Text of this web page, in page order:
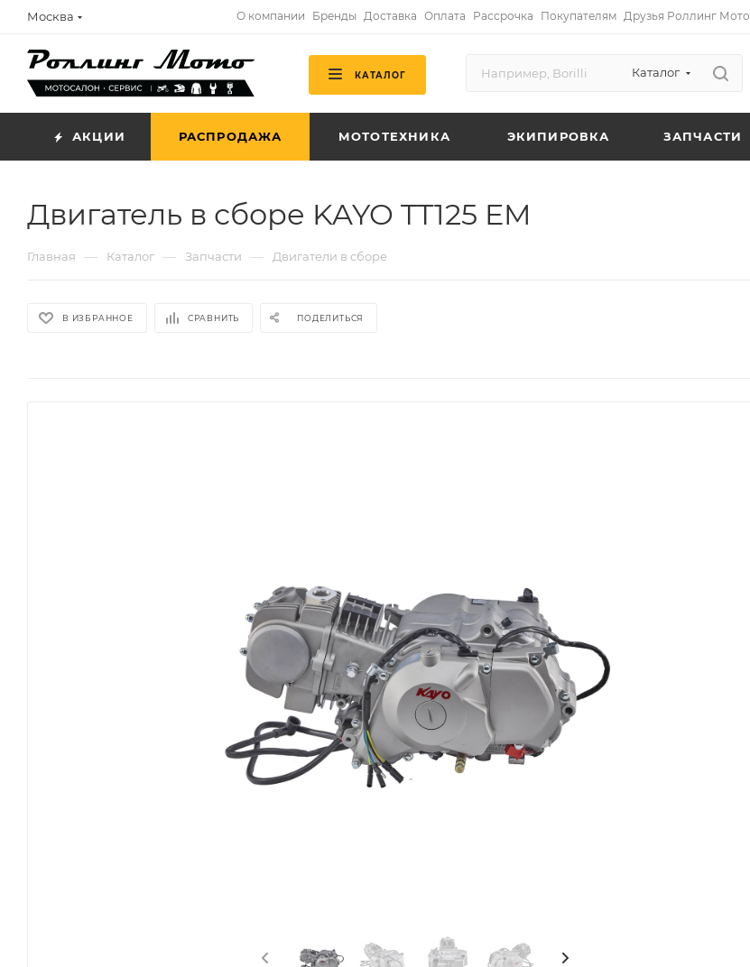
Москва О компании Бренды Доставка Оплата Рассрочка Покупателям Друзья Роллинг Мото
КАТАЛОГ Каталог
АКЦИИ РАСПРОДАЖА МОТОТЕХНИКА ЭКИПИРОВКА ЗАПЧАСТИ
Двигатель в сборе KAYO TT125 EM
Главная — Каталог — Запчасти — Двигатели в сборе
В ИЗБРАННОЕ СРАВНИТЬ ПОДЕЛИТЬСЯ